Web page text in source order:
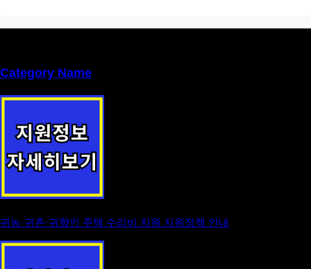
Category Name
귀농·귀촌·귀향인 주택 수리비 지원 지원정책 안내